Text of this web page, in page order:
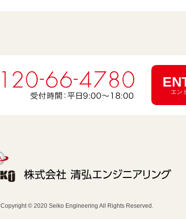
エン
Copyright © 2020 Seiko Engineering All Rights Reserved.